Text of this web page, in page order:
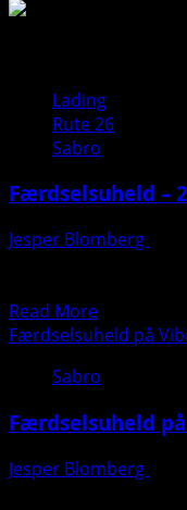
Sabro
Kro.
Viborgvej,
Sabro
Lading
Rute 26
Sabro
Færdselsuheld –
Jesper Blomberg
Read MoreRead
more
2
Rute
Færdselsuheld på
Sabro
Færdselsuheld
Jesper Blomberg